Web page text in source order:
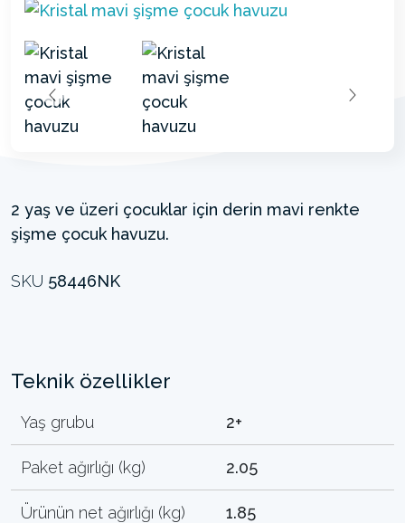
2 yaş ve üzeri çocuklar için derin mavi renkte
şişme çocuk havuzu.
SKU 58446NK
Teknik özellikler
Yaş grubu 2+
Paket ağırlığı (kg) 2.05
Ürünün net ağırlığı (kg) 1.85